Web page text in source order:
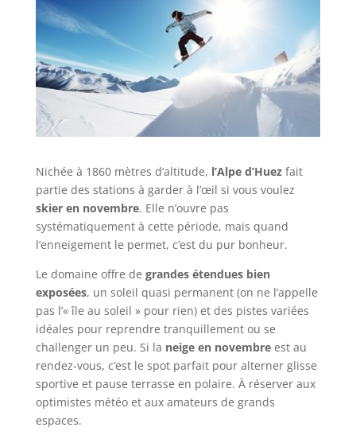
Nichée à 1860 mètres d’altitude, l’Alpe d’Huezfait
partie des stations à garder à l’œil si vous voulez
skier en novembre. Elle n’ouvre pas
systématiquement à cette période, mais quand
l’enneigement le permet, c’est du pur bonheur.
Le domaine offre de grandes étendues bien
exposées, un soleil quasi permanent (on ne l’appelle
pas l’« île au soleil » pour rien) et des pistes variées
idéales pour reprendre tranquillement ou se
challenger un peu. Si la neige en novembreest au
rendez-vous, c’est le spot parfait pour alterner glisse
sportive et pause terrasse en polaire. À réserver aux
optimistes météo et aux amateurs de grands
espaces.